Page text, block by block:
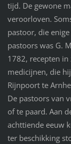
tijd. De gewone
veroorloven.
pastoor, die
pastoors was G.
1782, recepten
medicijnen, die
Rijnpoort te
De pastoors van
of te paard. Aan
achttiende eeuw
ter beschikking